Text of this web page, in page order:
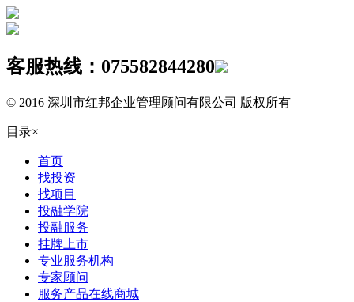
客服热线： 075582844280
© 2016 深圳市红邦企业管理顾问有限公司 版权所有
目录×
首页
找投资
找项目
投融学院
投融服务
挂牌上市
专业服务机构
专家顾问
服务产品在线商城